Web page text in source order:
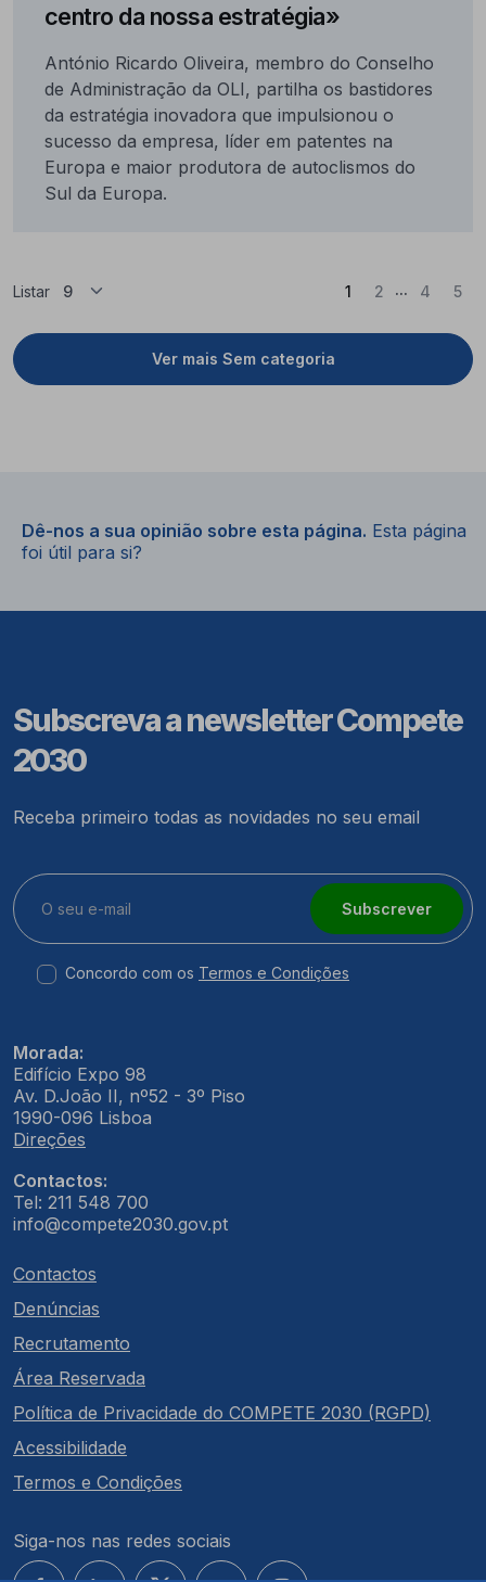
centro da nossa estratégia»
António Ricardo Oliveira, membro do Conselho
de Administração da OLI, partilha os bastidores
da estratégia inovadora que impulsionou o
sucesso da empresa, líder em patentes na
Europa e maior produtora de autoclismos do
Sul da Europa.
Listar
Ver mais Sem categoria
1 (Atual)
2 ... 4 5
Dê-nos a sua opinião sobre esta página. Esta página
foi útil para si?
Subscreva a newsletter Compete
2030
Receba primeiro todas as novidades no seu email
Subscrever
Concordo com os Termos e Condições
Morada:
Edifício Expo 98
Av. D.João II, nº52 - 3º Piso
1990-096 Lisboa
Direções
Contactos:
Tel: 211 548 700
info@compete2030.gov.pt
Contactos
Denúncias
Recrutamento
Área Reservada
Política de Privacidade do COMPETE 2030 (RGPD)
Acessibilidade
Termos e Condições
Siga-nos nas redes sociais